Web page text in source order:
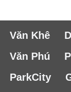
Văn Khê
Văn Phú
ParkCity